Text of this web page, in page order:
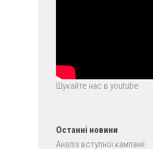
Шукайте нас в youtube
Останні новини
Аналіз вступної кампанії